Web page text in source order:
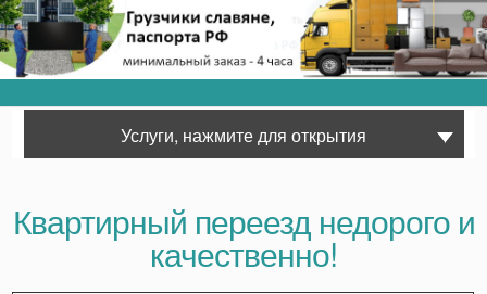
Услуги, нажмите для открытия
Квартирный переезд недорого и
качественно!